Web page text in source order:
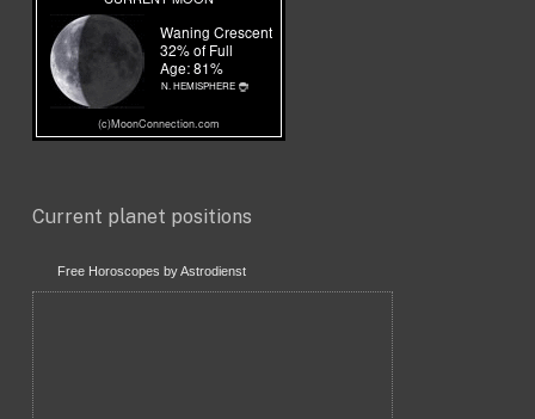
Current planet positions
Free Horoscopes by Astrodienst